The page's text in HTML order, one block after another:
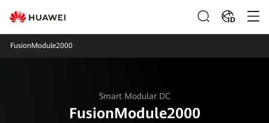
ID
FusionModule2000
Smart Modular DC
FusionModule2000